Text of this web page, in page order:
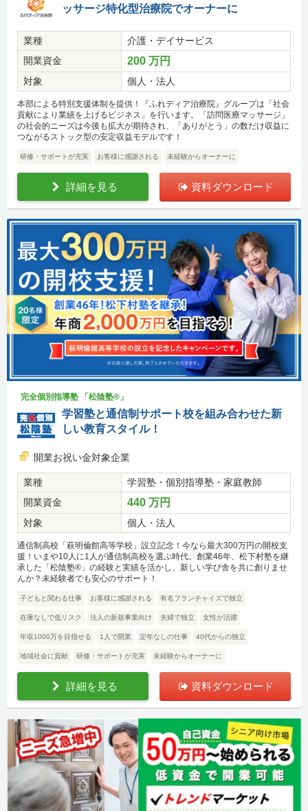
ッサージ特化型治療院でオーナーに
業種
介護・デイサービス
開業資金
200 万円
対象 個人・法人
本部による特別支援体制を提供！『ふれディア治療院』グループは「社会
貢献により業績を上げるビジネス」を行います。「訪問医療マッサージ」
の社会的ニーズは今後も拡大が期待され、「ありがとう」の数だけ収益に
つながるストック型の安定収益モデルです！
研修・サポートが充実 お客様に感謝される 未経験からオーナーに
詳細を見る 資料ダウンロード
完全個別指導塾 「松陰塾®」
学習塾と通信制サポート校を組み合わせた新
しい教育スタイル！
開業お祝い金対象企業
業種
学習塾・個別指導塾・家庭教師
開業資金
440 万円
対象 個人・法人
通信制高校「萩明倫館高等学校」設立記念！今なら最大300万円の開校支
援！いまや10人に1人が通信制高校を選ぶ時代。創業46年、松下村塾を継
承した「松陰塾®」の経験と実績を活かし、新しい学び舎を共に創りませ
んか？未経験者でも安心のサポート！
子どもと関わる仕事 お客様に感謝される 有名フランチャイズで独立
在庫なしで低リスク 法人の新規事業向け 夫婦で独立 女性が活躍
年収1000万を目指せる 1人で開業 定年なしの仕事 40代からの独立
地域社会に貢献 研修・サポートが充実 未経験からオーナーに
詳細を見る 資料ダウンロード